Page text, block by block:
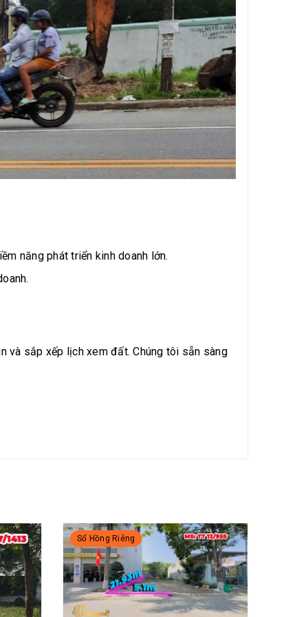
năng phát triển kinh doanh lớn.
và sắp xếp lịch xem đất. Chúng tôi sẵn sàng
Sổ Hồng Riêng